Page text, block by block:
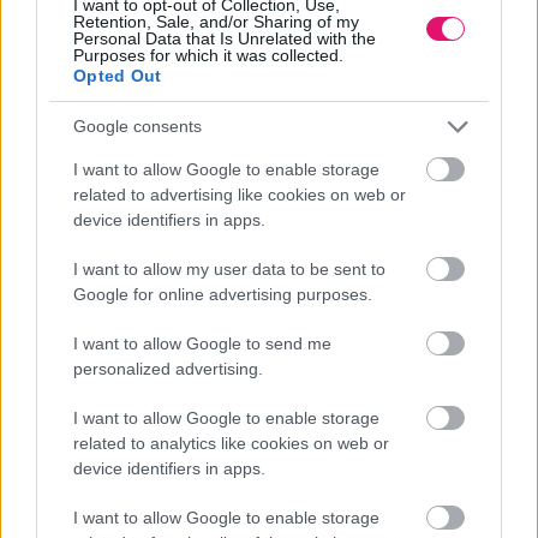
I want to opt-out of Collection, Use,
Retention, Sale, and/or Sharing of my
Personal Data that Is Unrelated with the
Purposes for which it was collected.
Opted Out
Google consents
I want to allow Google to enable storage
related to advertising like cookies on web or
device identifiers in apps.
I want to allow my user data to be sent to
Google for online advertising purposes.
I want to allow Google to send me
personalized advertising.
I want to allow Google to enable storage
related to analytics like cookies on web or
device identifiers in apps.
I want to allow Google to enable storage
Bizalom és fenntarthatóság: új elvárások, változó
prioritások
A bizalommal kapcsolatos aggályok világszerte és
Magyarországon is erősödtek. A hazai CEO-k 81%-a
szerint vállalatuknál az elmúlt évben legalább mérsékelt
mértékben megjelentek az olyan területekhez kötődő
transzparencia vagy a klímaváltozás hatásai. Eközben a
alacsony szinten áll: mindössze minden harmadik magyar
fenntarthatósági szempontok beépítésére. A
PwC
elemzése szerint a vállalatok nagy része ma inkább az